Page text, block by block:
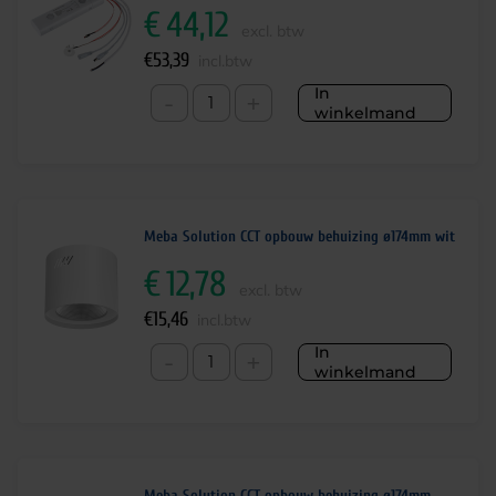
In
winkelmand
€44,12
€53,39
Meba Solution CCT opbouw behuizing ø174mm wit
In
winkelmand
€12,78
€15,46